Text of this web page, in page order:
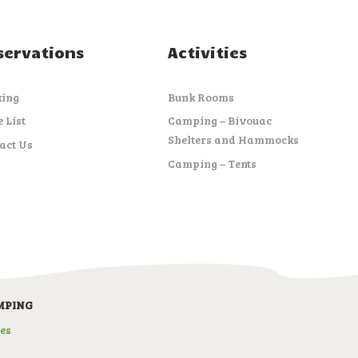
List
Us
Activities
Bunk Rooms
Camping – Bivouac
Shelters and Hammocks
Camping – Tents